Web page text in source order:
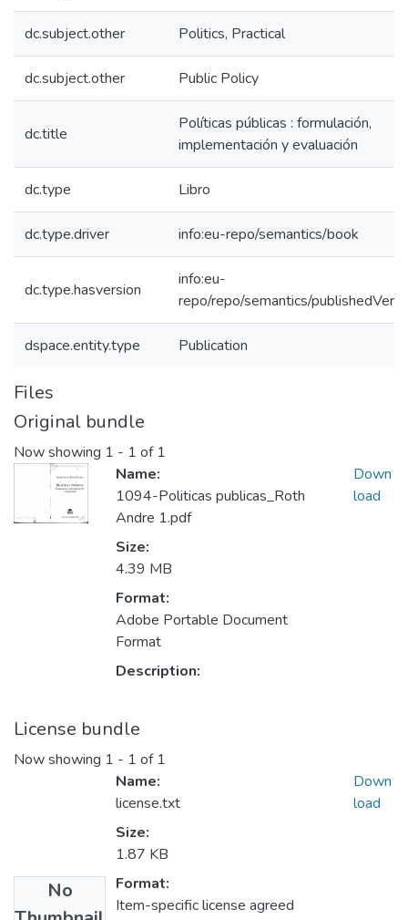
dc.subject.other Politics, Practical
dc.subject.other Public Policy
dc.title
Políticas públicas : formulación,
implementación y evaluación
dc.type Libro
dc.type.driver info:eu-repo/semantics/book
dc.type.hasversion
info:eu-
repo/repo/semantics/
dspace.entity.type Publication
Files
Original bundle
Now showing 1 - 1 of 1
Name:
1094-Politicas publicas_Roth
Andre 1.pdf
Size:
4.39 MB
Format:
Adobe Portable Document
Format
Description:
Down
load
License bundle
Now showing 1 - 1 of 1
No
Name:
license.txt
Size:
1.87 KB
Format:
Item-specific license agreed
Down
load